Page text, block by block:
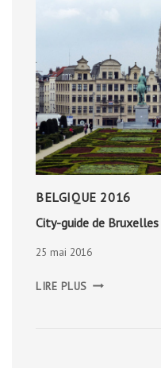
BELGIQUE 2016
City-guide de Bruxelles
25 mai 2016
LIRE PLUS GUIDE